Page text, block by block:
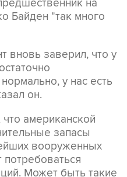
на
Байден "так много
вновь заверил, что у
у нас есть
он.
американской
запасы
вооруженных
Может быть такие